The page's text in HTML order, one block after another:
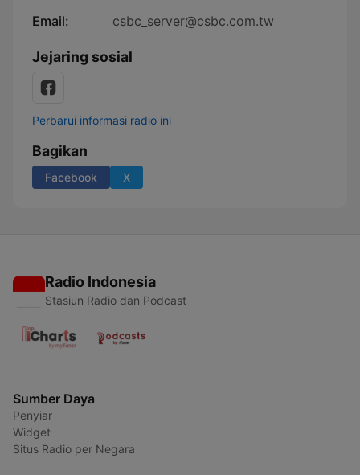
Email:
csbc_server@csbc.com.tw
Jejaring sosial
Perbarui informasi radio ini
Bagikan
Facebook X
Radio Indonesia
Stasiun Radio dan Podcast
Sumber Daya
Penyiar
Widget
Situs Radio per Negara